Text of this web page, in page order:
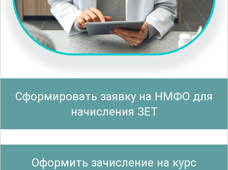
необходимые для успешного
выполнения задач. Важным аспектом
обучения является изучение
инновационных технологий, которые
позволит оставаться в курсе последних
тенденций и применять их на практике
для достижения наилучших
результатов.
Сформировать заявку на НМФО для
начисления ЗЕТ
Оформить зачисление на курс